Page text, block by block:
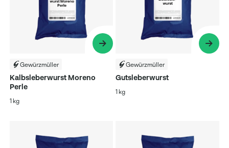
Gewürzmüller
Kalbsleberwurst Moreno
Perle
1 kg
Gewürzmüller
Gutsleberwurst
1 kg